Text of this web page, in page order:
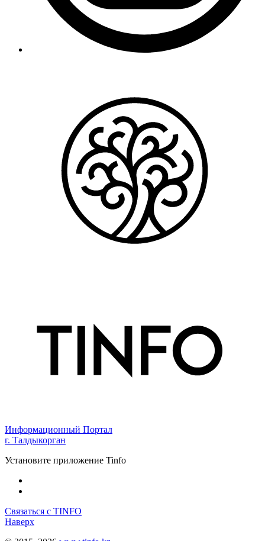
Информационный Портал
г. Талдыкорган
Установите приложение Tinfo
Связаться с TINFO
Наверх